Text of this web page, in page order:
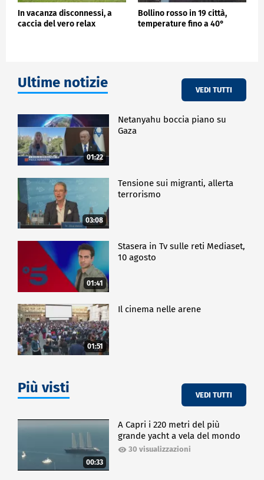
In vacanza disconnessi, a
caccia del vero relax
Bollino rosso in 19 città,
temperature fino a 40°
Ultime notizie VEDI TUTTI
01:22
Netanyahu boccia piano su
Gaza
03:08
Tensione sui migranti, allerta
terrorismo
01:41
Stasera in Tv sulle reti Mediaset,
10 agosto
01:51
Il cinema nelle arene
Più visti VEDI TUTTI
00:33
A Capri i 220 metri del più
grande yacht a vela del mondo
30 visualizzazioni